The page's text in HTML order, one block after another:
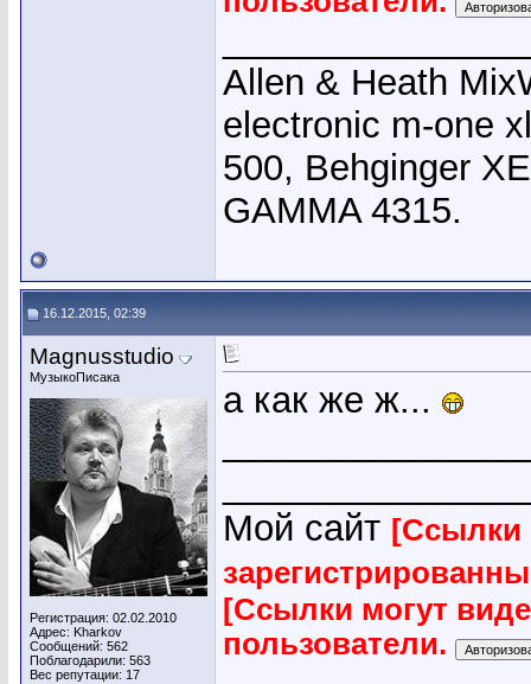
Allen & Heath
electronic m-one
500, Behginger
GAMMA 4315.
16.12.2015, 02:39
Magnusstudio
МузыкоПисака
Регистрация: 02.02.2010
Адрес: Kharkov
Сообщений: 562
Поблагодарили: 563
Вес репутации: 17
а как же ж...
Мой сайт [Ссылки
[Ссылки могут
пользователи.